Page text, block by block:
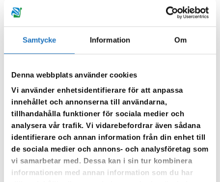
Samtycke Information Om
Denna webbplats använder cookies
Vi använder enhetsidentifierare för att anpassa
innehållet och annonserna till användarna,
tillhandahålla funktioner för sociala medier och
analysera vår trafik. Vi vidarebefordrar även sådana
identifierare och annan information från din enhet till
de sociala medier och annons- och analysföretag som
vi samarbetar med. Dessa kan i sin tur kombinera
informationen med annan information som du har
Beskriv vad som hänt
Berätta vad som hänt och vilken skada som har skett
Detta har hänt*
Om det gäller källaröversvämning; Skedde översvämningen i samband
med nederbörd?
Ja Nej
Hur mycket nederbörd kom det?